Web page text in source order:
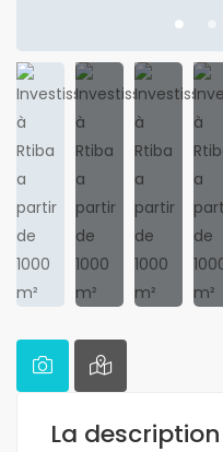
La description